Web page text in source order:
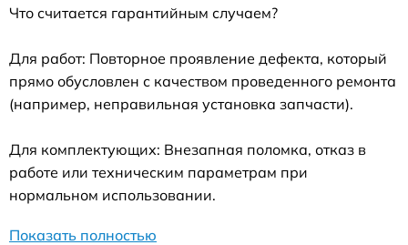
Что считается гарантийным случаем?
Для работ: Повторное проявление дефекта, который
прямо обусловлен с качеством проведенного ремонта
(например, неправильная установка запчасти).
Для комплектующих: Внезапная поломка, отказ в
работе или техническим параметрам при
нормальном использовании.
Показать полностью